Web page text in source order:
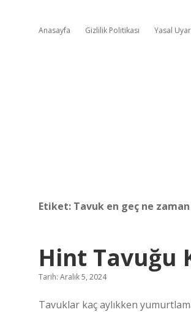
Anasayfa Gizlilik Politikası Yasal
Etiket: Tavuk en geç ne
Hint Tavuğu
Tarih: Aralık 5, 2024
Tavuklar kaç aylıkken